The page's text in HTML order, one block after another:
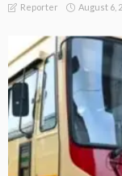
Reporter August 6,